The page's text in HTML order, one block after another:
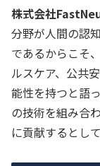
株式会社
分野が人間の認
であるからこそ
ルスケア、公共
能性を持つと語
の技術を組み合
に貢献するとして